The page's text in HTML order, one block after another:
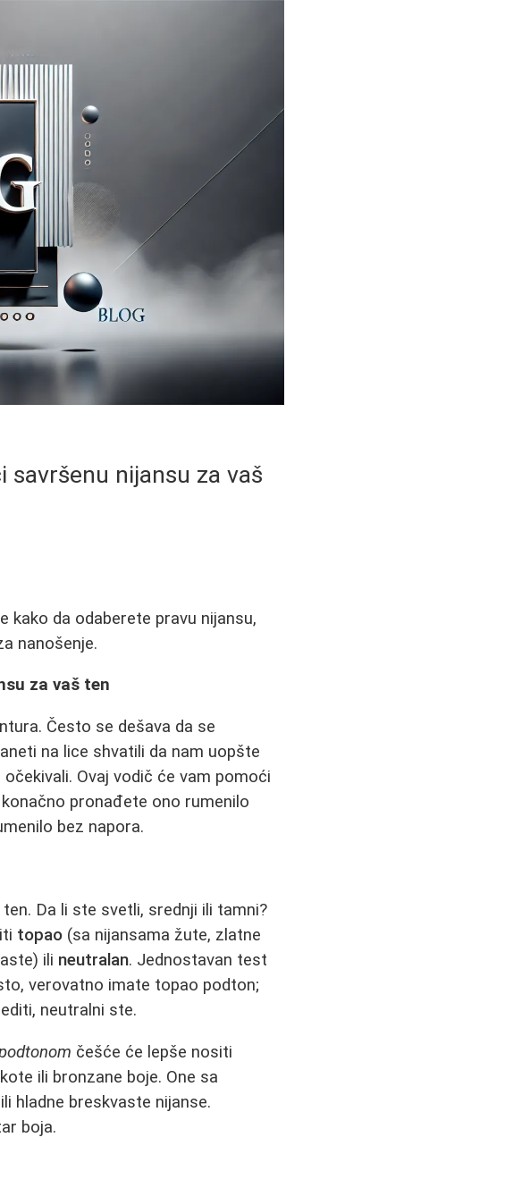
nijansu za vaš
kako da odaberete pravu nijansu,
nanošenje.
za vaš ten
Često se dešava da se
na lice shvatili da nam uopšte
Ovaj vodič će vam pomoći
pronađete ono rumenilo
bez napora.
Da li ste svetli, srednji ili tamni?
topao (sa nijansama žute, zlatne
ili neutralan. Jednostavan test
verovatno imate topao podton;
neutralni ste.
češće će lepše nositi
ili bronzane boje. One sa
hladne breskvaste nijanse.
boja.